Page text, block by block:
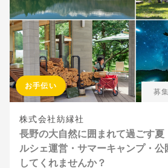
お手伝い
募
株式会社紡縁社
長野の大自然に囲まれて過ごす夏
ルシェ運営・サマーキャンプ・公
してくれませんか？